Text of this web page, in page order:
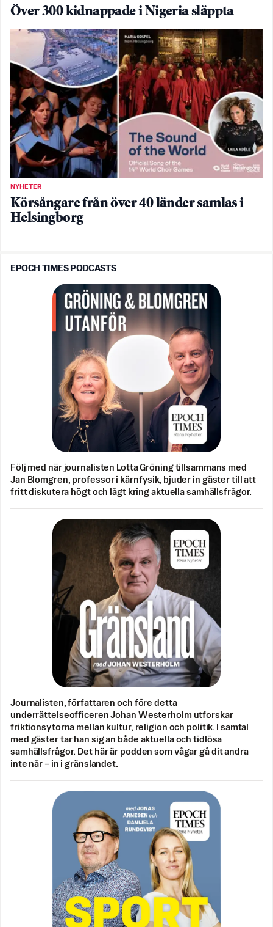
Över 300 kidnappade i Nigeria släppta
NYHETER
Körsångare från över 40 länder samlas i
Helsingborg
EPOCH TIMES PODCASTS
Följ med när journalisten Lotta Gröning tillsammans med
Jan Blomgren, professor i kärnfysik, bjuder in gäster till att
fritt diskutera högt och lågt kring aktuella samhällsfrågor.
Journalisten, författaren och före detta
underrättelseofficeren Johan Westerholm utforskar
friktionsytorna mellan kultur, religion och politik. I samtal
med gäster tar han sig an både aktuella och tidlösa
samhällsfrågor. Det här är podden som vågar gå dit andra
inte når – in i gränslandet.